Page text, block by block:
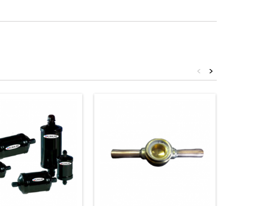
>
<